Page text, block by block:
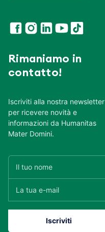
Rimaniamo in
contatto!
Iscriviti alla nostra newsletter
per ricevere novità e
informazioni da Humanitas
Mater Domini.